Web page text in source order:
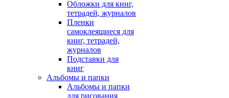
Обложки для книг,
тетрадей, журналов
Пленки
самоклеящиеся для
книг, тетрадей,
журналов
Подставки для
книг
Альбомы и папки
Альбомы и папки
для рисования